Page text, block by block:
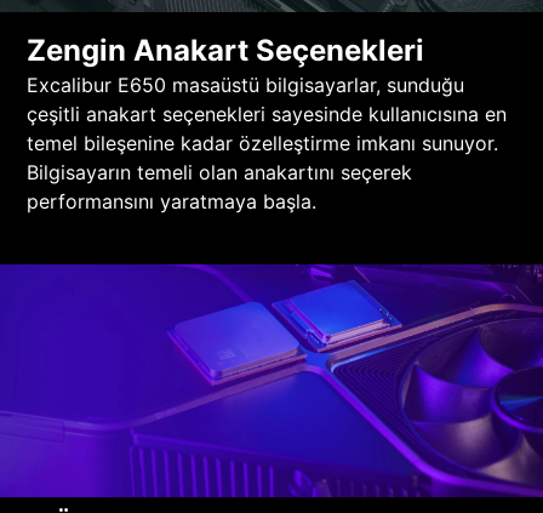
Zengin Anakart Seçenekleri
Excalibur E650 masaüstü bilgisayarlar, sunduğu
çeşitli anakart seçenekleri sayesinde kullanıcısına en
temel bileşenine kadar özelleştirme imkanı sunuyor.
Bilgisayarın temeli olan anakartını seçerek
performansını yaratmaya başla.